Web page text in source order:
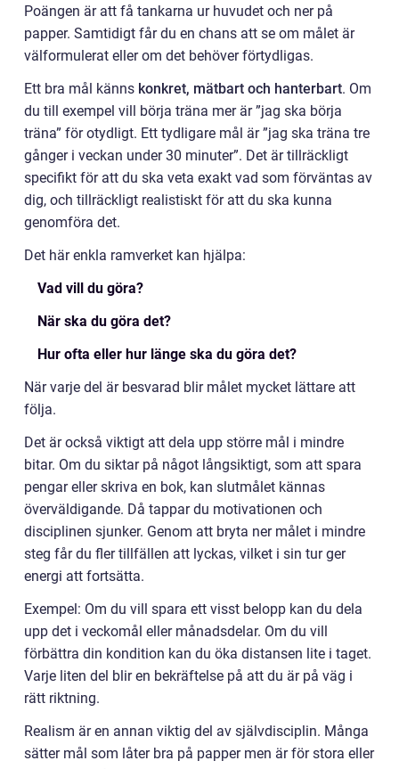
Poängen är att få tankarna ur huvudet och ner på
papper. Samtidigt får du en chans att se om målet är
välformulerat eller om det behöver förtydligas.
Ett bra mål känns konkret, mätbart och hanterbart. Om
du till exempel vill börja träna mer är ”jag ska börja
träna” för otydligt. Ett tydligare mål är ”jag ska träna tre
gånger i veckan under 30 minuter”. Det är tillräckligt
specifikt för att du ska veta exakt vad som förväntas av
dig, och tillräckligt realistiskt för att du ska kunna
genomföra det.
Det här enkla ramverket kan hjälpa:
Vad vill du göra?
När ska du göra det?
Hur ofta eller hur länge ska du göra det?
När varje del är besvarad blir målet mycket lättare att
följa.
Det är också viktigt att dela upp större mål i mindre
bitar. Om du siktar på något långsiktigt, som att spara
pengar eller skriva en bok, kan slutmålet kännas
överväldigande. Då tappar du motivationen och
disciplinen sjunker. Genom att bryta ner målet i mindre
steg får du fler tillfällen att lyckas, vilket i sin tur ger
energi att fortsätta.
Exempel: Om du vill spara ett visst belopp kan du dela
upp det i veckomål eller månadsdelar. Om du vill
förbättra din kondition kan du öka distansen lite i taget.
Varje liten del blir en bekräftelse på att du är på väg i
rätt riktning.
Realism är en annan viktig del av självdisciplin. Många
sätter mål som låter bra på papper men är för stora eller